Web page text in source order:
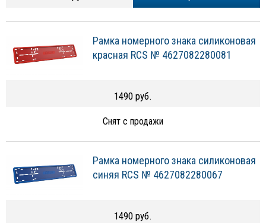
Рамка номерного знака силиконовая
красная RCS № 4627082280081
1490 руб.
Снят с продажи
Рамка номерного знака силиконовая
синяя RCS № 4627082280067
1490 руб.